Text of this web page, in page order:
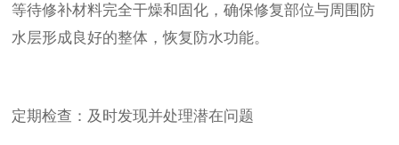
等待修补材料完全干燥和固化，确保修复部位与周围防
水层形成良好的整体，恢复防水功能。
定期检查：及时发现并处理潜在问题